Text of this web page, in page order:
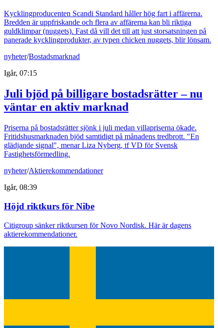
Kycklingproducenten Scandi Standard håller hög fart i affärerna.
Bredden är uppfriskande och flera av affärerna kan bli riktiga
guldklimpar (nuggets). Fast då vill det till att just storsatsningen på
panerade kycklingprodukter, av typen chicken nuggets, blir lönsam.
nyheter/Bostadsmarknad
Igår, 07:15
Juli bjöd på billigare bostadsrätter – nu
väntar en aktiv marknad
Priserna på bostadsrätter sjönk i juli medan villapriserna ökade.
Fritidshusmarknaden bjöd samtidigt på månadens tredbrott. "En
glädjande signal", menar Liza Nyberg, tf VD för Svensk
Fastighetsförmedling.
nyheter/Aktierekommendationer
Igår, 08:39
Höjd riktkurs för Nibe
Citigroup sänker riktkursen för Novo Nordisk. Här är dagens
aktierekommendationer.